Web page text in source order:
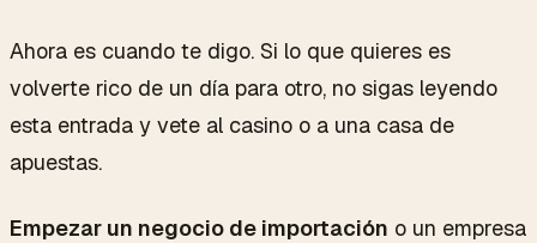
Ahora es cuando te digo. Si lo que quieres es
volverte rico de un día para otro, no sigas leyendo
esta entrada y vete al casino o a una casa de
apuestas.
Empezar un negocio de importación o un empresa